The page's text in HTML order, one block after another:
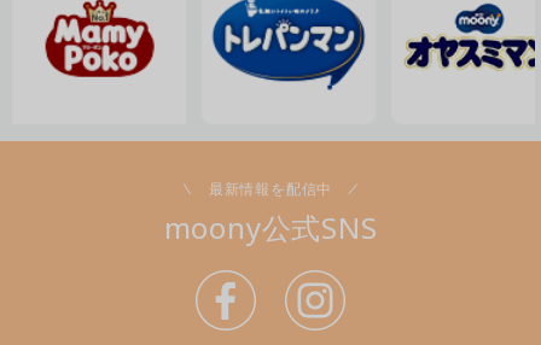
最新情報を配信中
moony公式SNS